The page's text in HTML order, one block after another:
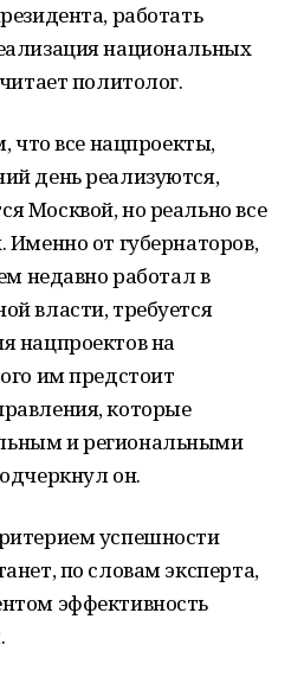
работать
национальных
политолог.
что все нацпроекты,
день реализуются,
Москвой, но реально все
Именно от губернаторов,
недавно работал в
власти, требуется
нацпроектов на
им предстоит
которые
и региональными
он.
успешности
по словам эксперта,
эффективность